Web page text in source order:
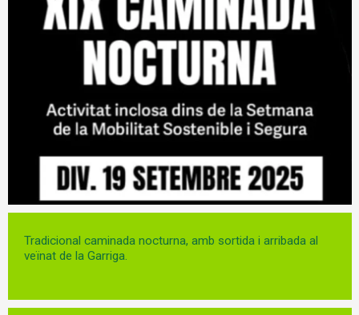
Diapositiva 1 de 1
Tradicional caminada nocturna, amb sortida i arribada al
veïnat de la Garriga.